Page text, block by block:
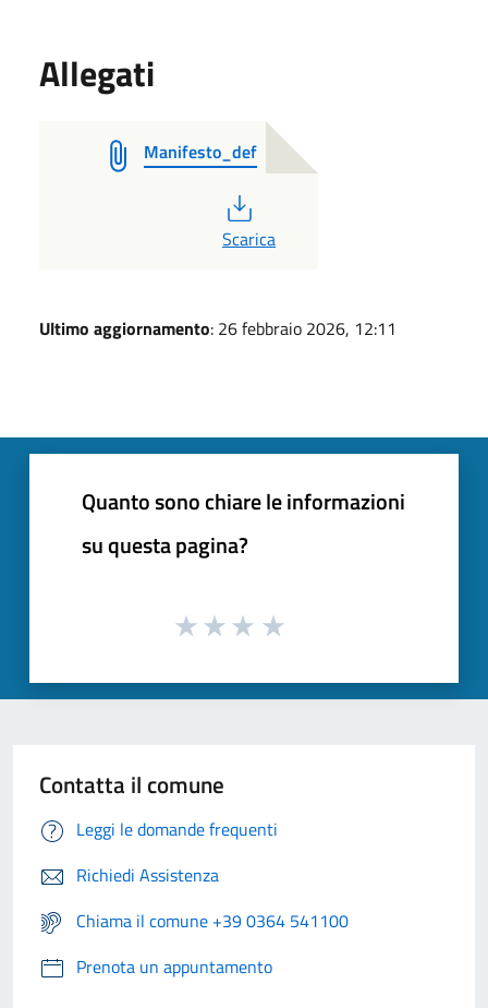
Allegati
Manifesto_def
PDF
Scarica
Ultimo aggiornamento: 26 febbraio 2026, 12:11
Quanto sono chiare le informazioni
su questa pagina?
Contatta il comune
Leggi le domande frequenti
Richiedi Assistenza
Chiama il comune +39 0364 541100
Prenota un appuntamento